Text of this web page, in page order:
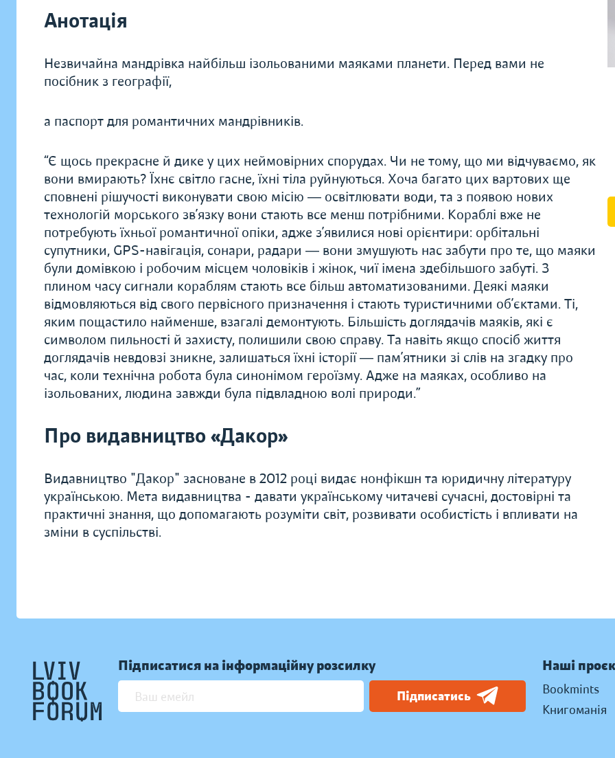
Анотація
Незвичайна мандрівка найбільш ізольованими маяками планети. Перед вами не
посібник з географії,
а паспорт для романтичних мандрівників.
“Є щось прекрасне й дике у цих неймовірних спорудах. Чи не тому, що ми відчуваємо, як
вони вмирають? Їхнє світло гасне, їхні тіла руйнуються. Хоча багато цих вартових ще
сповнені рішучості виконувати свою місію ― освітлювати води, та з появою нових
технологій морського зв’язку вони стають все менш потрібними. Кораблі вже не
потребують їхньої романтичної опіки, адже з’явилися нові орієнтири: орбітальні
супутники, GPS-навігація, сонари, радари ― вони змушують нас забути про те, що маяки
були домівкою і робочим місцем чоловіків і жінок, чиї імена здебільшого забуті. З
плином часу сигнали кораблям стають все більш автоматизованими. Деякі маяки
відмовляються від свого первісного призначення і стають туристичними об’єктами. Ті,
яким пощастило найменше, взагалі демонтують. Більшість доглядачів маяків, які є
символом пильності й захисту, полишили свою справу. Та навіть якщо спосіб життя
доглядачів невдовзі зникне, залишаться їхні історії ― пам’ятники зі слів на згадку про
час, коли технічна робота була синонімом героїзму. Адже на маяках, особливо на
ізольованих, людина завжди була підвладною волі природи.”
Про видавництво «Дакор»
Видавництво "Дакор" засноване в 2012 році видає нонфікшн та юридичну літературу
українською. Мета видавництва - давати українському читачеві сучасні, достовірні та
практичні знання, що допомагають розуміти світ, розвивати особистість і впливати на
зміни в суспільстві.
Підписатися на інформаційну розсилку
Підписатись
Наші
Bookmints
Книгоманія